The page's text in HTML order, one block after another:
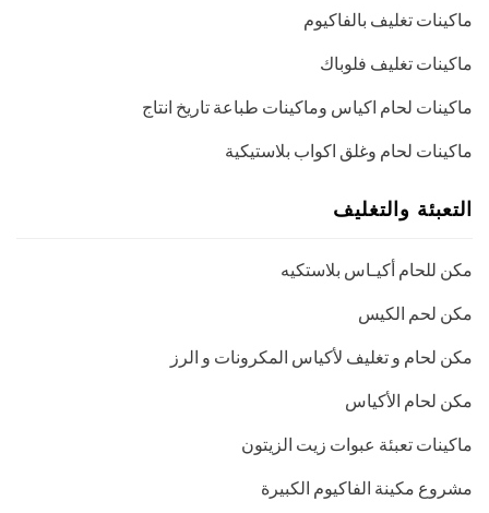
ماكينات تغليف بالفاكيوم
ماكينات تغليف فلوباك
ماكينات لحام اكياس وماكينات طباعة تاريخ انتاج
ماكينات لحام وغلق اكواب بلاستيكية
التعبئة والتغليف
مكن للحام أكيـاس بلاستكيه
مكن لحم الكيس
مكن لحام و تغليف لأكياس المكرونات و الرز
مكن لحام الأكياس
ماكينات تعبئة عبوات زيت الزيتون
مشروع مكينة الفاكيوم الكبيرة